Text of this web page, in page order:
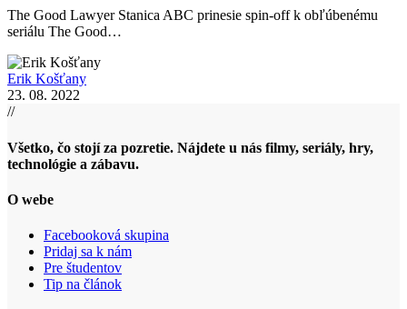
The Good Lawyer Stanica ABC prinesie spin-off k obľúbenému
seriálu The Good…
Erik Košťany
23. 08. 2022
//
Všetko, čo stojí za pozretie. Nájdete u nás filmy, seriály, hry,
technológie a zábavu.
O webe
Facebooková skupina
Pridaj sa k nám
Pre študentov
Tip na článok